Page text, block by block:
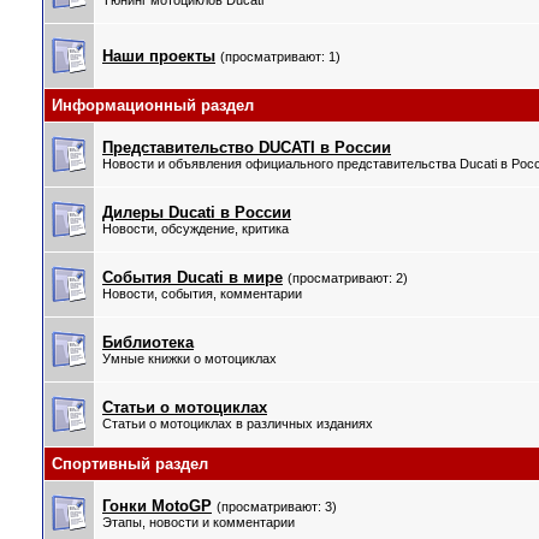
Наши проекты (просматривают: 1)
Информационный раздел
Представительство DUCATI в России
Новости и объявления официального представительства Ducati в
Дилеры Ducati в России
Новости, обсуждение, критика
События Ducati в мире (просматривают: 2)
Новости, события, комментарии
Библиотека
Умные книжки о мотоциклах
Статьи о мотоциклах
Статьи о мотоциклах в различных изданиях
Спортивный раздел
Гонки MotoGP (просматривают: 3)
Этапы, новости и комментарии